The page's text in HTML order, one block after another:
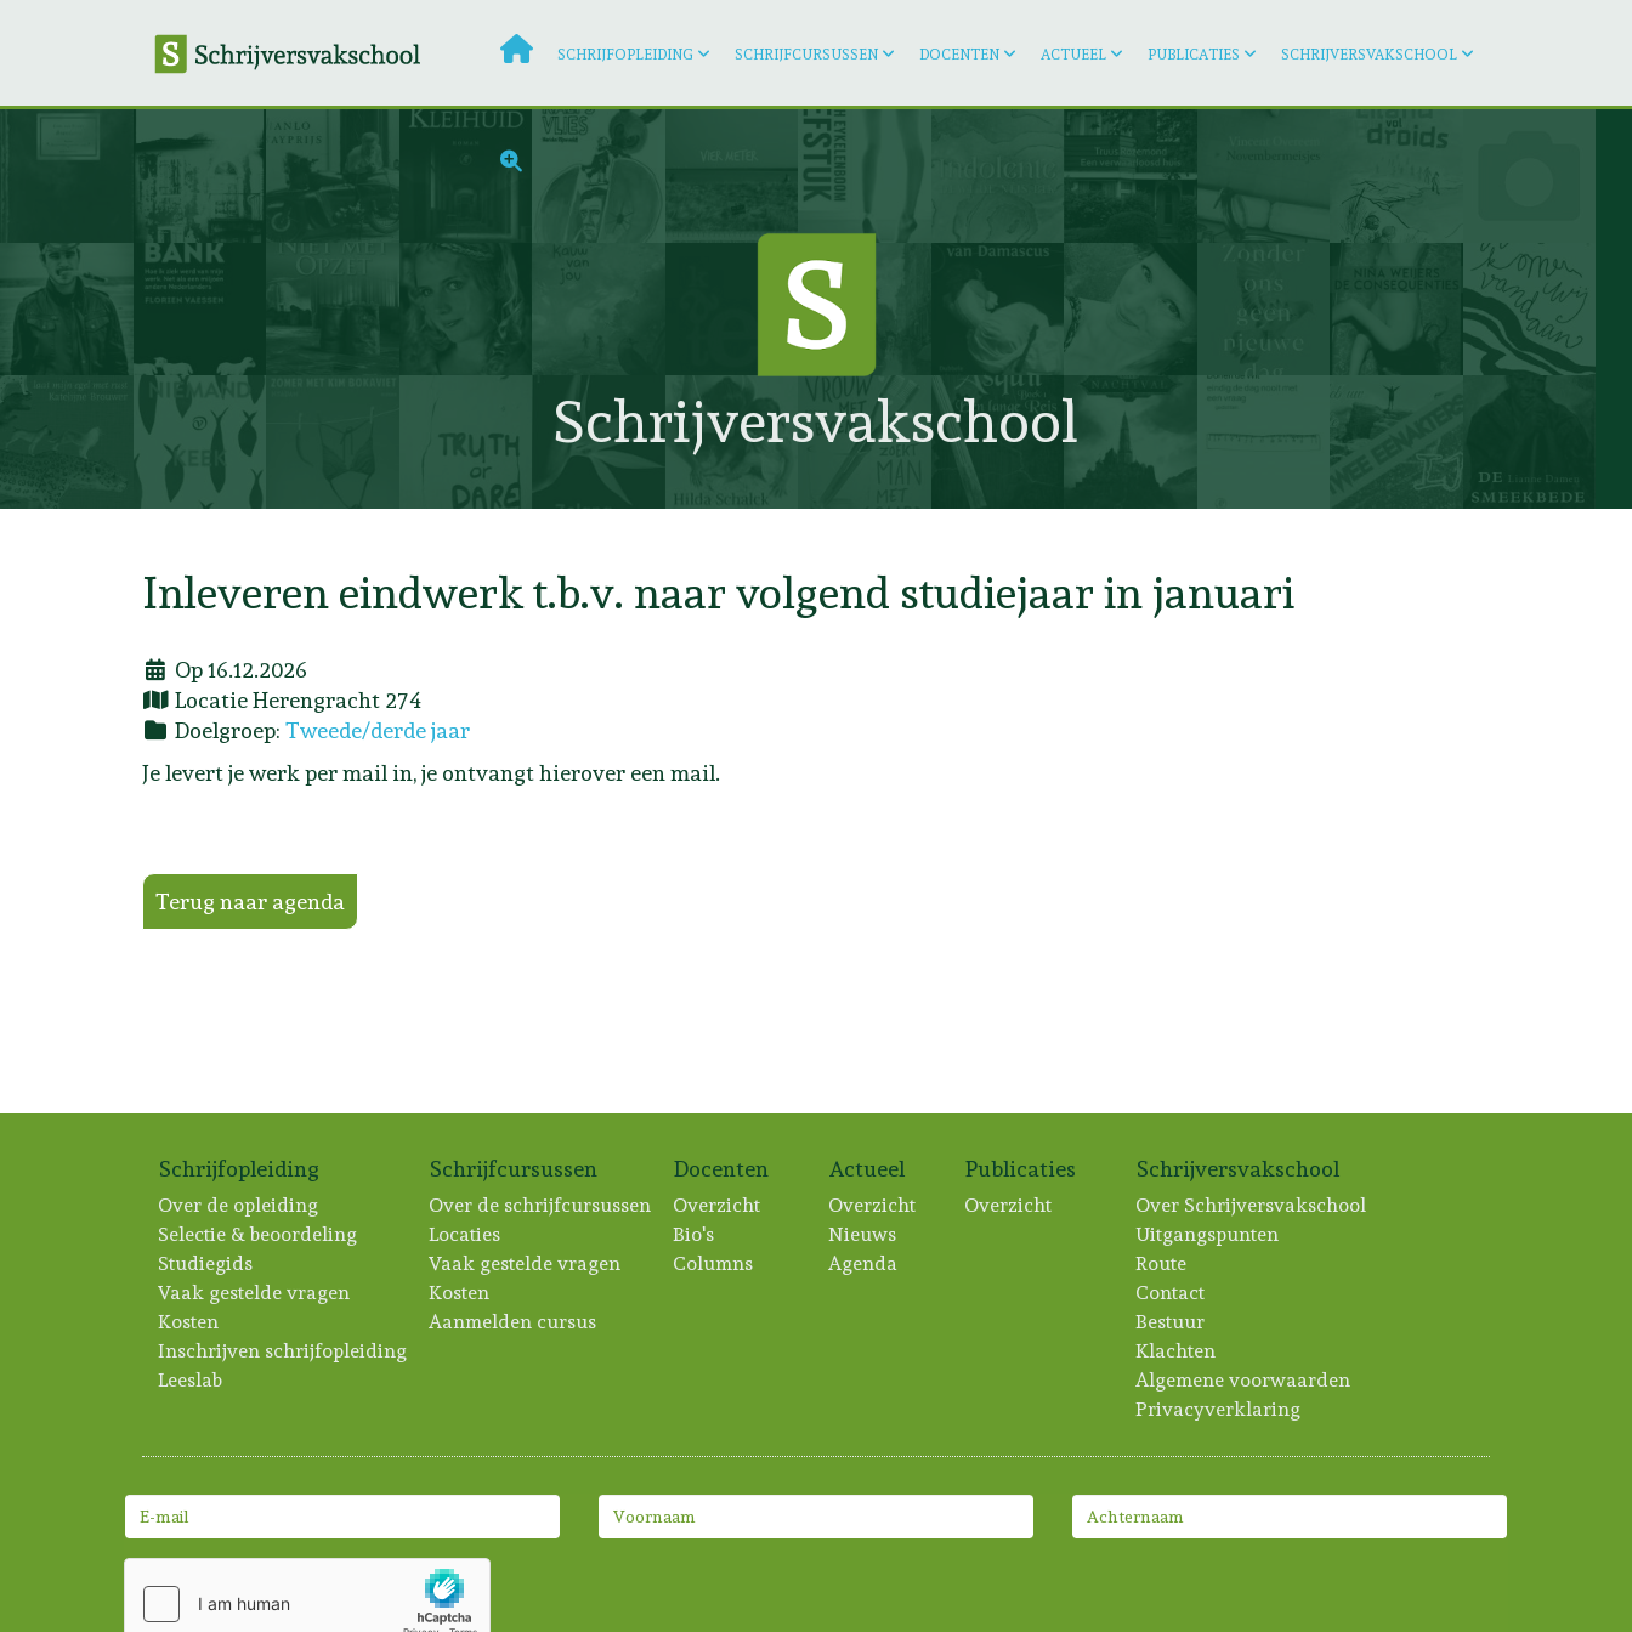
SCHRIJFOPLEIDING SCHRIJFCURSUSSEN DOCENTEN ACTUEEL PUBLICATIES SCHRIJVERSVAKSCHOOL
Schrijversvakschool
Inleveren eindwerk t.b.v. naar volgend studiejaar in januari
Op 16.12.2026
LocatieHerengracht 274
Doelgroep: Tweede/derde jaar
Je levert je werk per mail in, je ontvangt hierover een mail.
Terug naar agenda
Schrijfopleiding
Over de opleiding
Selectie & beoordeling
Studiegids
Vaak gestelde vragen
Kosten
Inschrijven schrijfopleiding
Leeslab
Schrijfcursussen
Over de schrijfcursussen
Locaties
Vaak gestelde vragen
Kosten
Aanmelden cursus
Docenten
Overzicht
Bio's
Columns
Actueel
Overzicht
Nieuws
Agenda
Publicaties
Overzicht
Schrijversvakschool
Over Schrijversvakschool
Uitgangspunten
Route
Contact
Bestuur
Klachten
Algemene voorwaarden
Privacyverklaring